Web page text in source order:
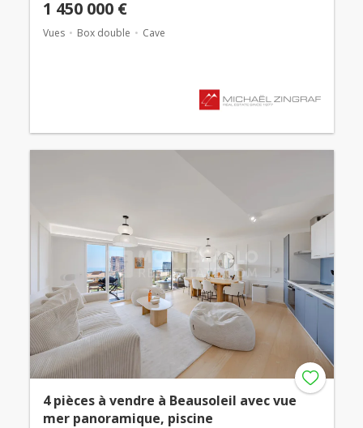
1 450 000 €
Vues Box double Cave
4 pièces à vendre à Beausoleil avec vue
mer panoramique, piscine